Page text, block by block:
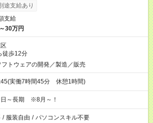
途支給あり
支給
30万円
徒歩12分
フトウェアの開発／製造／販売
実働7時間45分 休憩1時間)
日～長期 ※8月～！
/ 服装自由 / パソコンスキル不要